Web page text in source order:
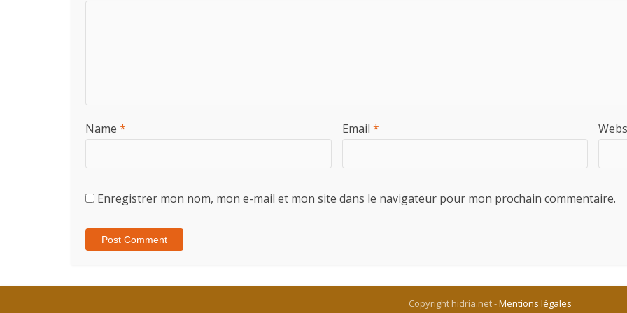
Name * Email *
Enregistrer mon nom, mon e-mail et mon site dans le navigateur pour mon prochain commentaire.
Copyright hidria.net -Mentions légales